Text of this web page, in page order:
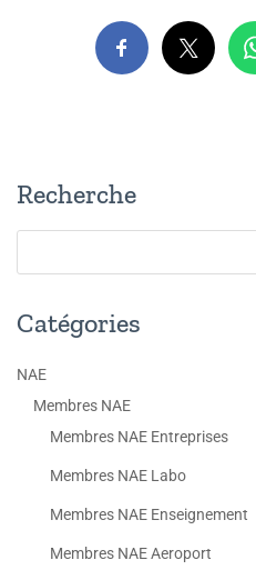
Recherche
Catégories
NAE
Membres NAE
Membres NAE Entreprises
Membres NAE Labo
Membres NAE Enseignement
Membres NAE Aeroport